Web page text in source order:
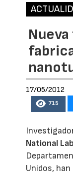
17/05/2012
715
National
Unidos,